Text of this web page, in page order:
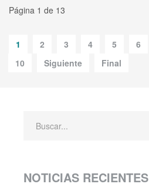
Página 1 de 13
1 2 3 4 5 6
10
Siguiente Final
NOTICIAS RECIENTES